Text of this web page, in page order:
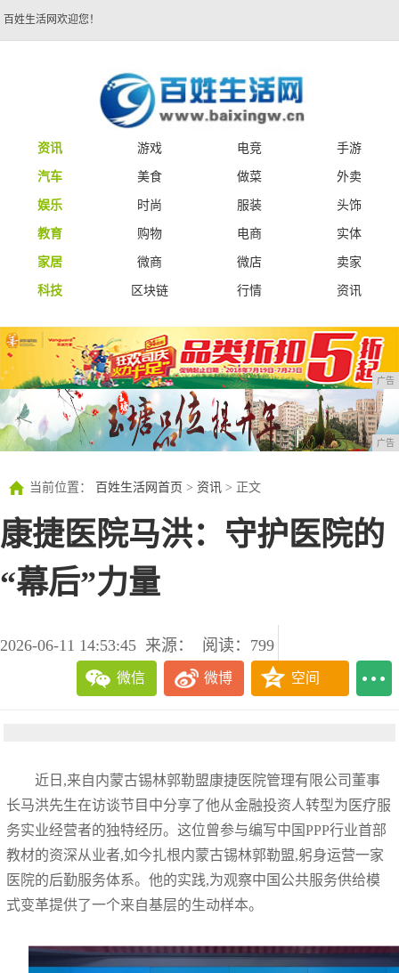
百姓生活网欢迎您！
资讯 游戏 电竞
手游
汽车
美食 做菜
外卖
娱乐
时尚 服装
头饰
教育
购物 电商
实体
家居
微商 微店
卖家
科技
区块链 行情 资讯
广告
广告
当前位置： 百姓生活网首页 > 资讯 > 正文
康捷医院马洪：守护医院的
“幕后”力量
2026-06-11 14:53:45 来源： 阅读：799
微信 微博 空间
近日,来自内蒙古锡林郭勒盟康捷医院管理有限公司董事
长马洪先生在访谈节目中分享了他从金融投资人转型为医疗服
务实业经营者的独特经历。这位曾参与编写中国PPP行业首部
教材的资深从业者,如今扎根内蒙古锡林郭勒盟,躬身运营一家
医院的后勤服务体系。他的实践,为观察中国公共服务供给模
式变革提供了一个来自基层的生动样本。